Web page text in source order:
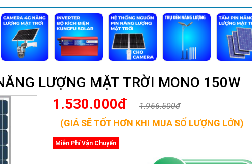
LƯỢNG MẶT TRỜI MONO 150W
1.530.000đ
1.966.500đ
(GIÁ SẼ TỐT HƠN KHI MUA SỐ LƯỢNG LỚN)
Miễn Phí Vận Chuyển